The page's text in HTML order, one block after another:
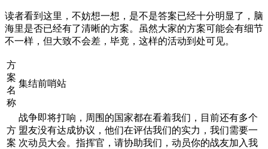
读者看到这里，不妨想一想，是不是答案已经十分明显了，脑
海里是否已经有了清晰的方案。虽然大家的方案可能会有细节
不一样，但大致不会差，毕竟，这样的活动到处可见。
方
案
名
称
集结前哨站
方
案
战争即将打响，周围的国家都在看着我们，目前还有多个
盟友没有达成协议，他们在评估我们的实力，我们需要一
次动员大会。指挥官，请协助我们，动员你的战友加入我